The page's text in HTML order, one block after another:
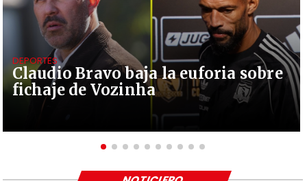
Claudio Bravo baja la euforia sobre
fichaje de Vozinha
DEPORTES